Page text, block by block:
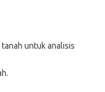
untuk analisis